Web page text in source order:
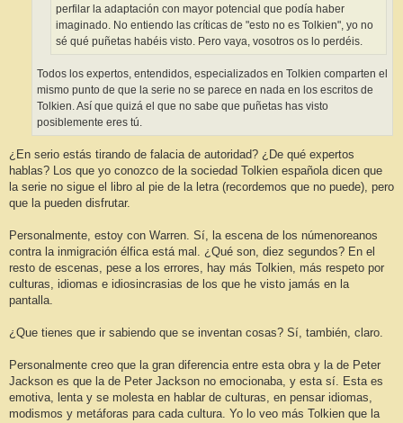
perfilar la adaptación con mayor potencial que podía haber
imaginado. No entiendo las críticas de "esto no es Tolkien", yo no
sé qué puñetas habéis visto. Pero vaya, vosotros os lo perdéis.
Todos los expertos, entendidos, especializados en Tolkien comparten el
mismo punto de que la serie no se parece en nada en los escritos de
Tolkien. Así que quizá el que no sabe que puñetas has visto
posiblemente eres tú.
¿En serio estás tirando de falacia de autoridad? ¿De qué expertos
hablas? Los que yo conozco de la sociedad Tolkien española dicen que
la serie no sigue el libro al pie de la letra (recordemos que no puede), pero
que la pueden disfrutar.
Personalmente, estoy con Warren. Sí, la escena de los númenoreanos
contra la inmigración élfica está mal. ¿Qué son, diez segundos? En el
resto de escenas, pese a los errores, hay más Tolkien, más respeto por
culturas, idiomas e idiosincrasias de los que he visto jamás en la
pantalla.
¿Que tienes que ir sabiendo que se inventan cosas? Sí, también, claro.
Personalmente creo que la gran diferencia entre esta obra y la de Peter
Jackson es que la de Peter Jackson no emocionaba, y esta sí. Esta es
emotiva, lenta y se molesta en hablar de culturas, en pensar idiomas,
modismos y metáforas para cada cultura. Yo lo veo más Tolkien que la